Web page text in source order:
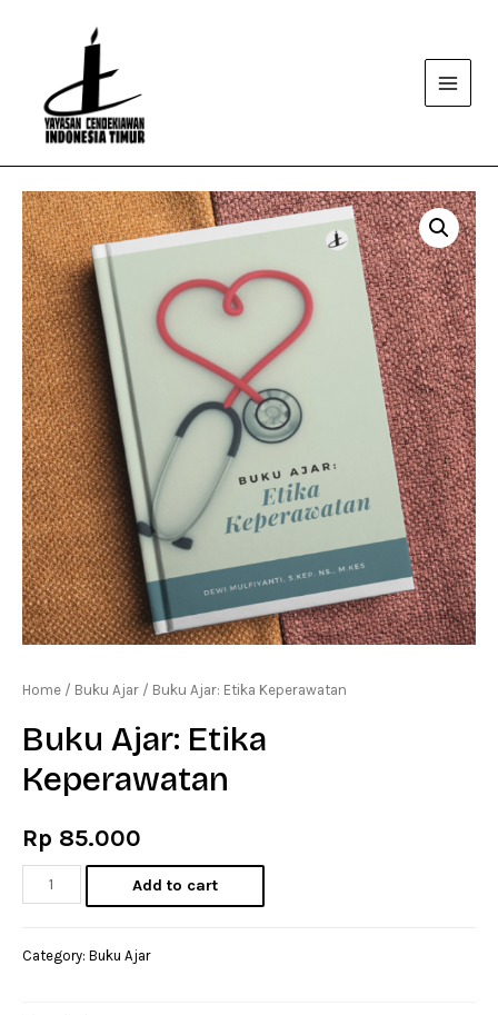
Main
Home / Buku Ajar / Buku Ajar: Etika Keperawatan
Buku Ajar: Etika
Keperawatan
Rp 85.000
Buku
Ajar:
Keperawatan
Add to cart
Category: Buku Ajar